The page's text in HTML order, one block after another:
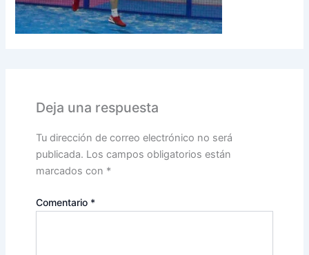
Deja una respuesta
Tu dirección de correo electrónico no será
publicada. Los campos obligatorios están
marcados con *
Comentario *